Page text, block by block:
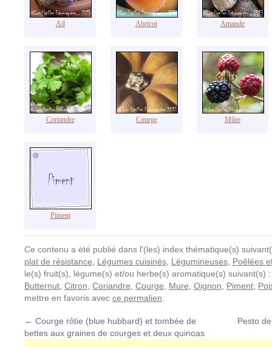
Ail Abricot Amande
Coriandre Courge Mûre
Piment
Ce contenu a été publié dans l'(les) index thématique(s)
plat de résistance
Légumes cuisinés Légumineuses Poêlées
le(s) fruit(s), légume(s) et/ou herbe(s) aromatique(s) suivant(s) :
Butternut Citron Coriandre Courge Mure Oignon Piment
mettre en favoris avec ce permalien
← Courge rôtie (blue hubbard) et tombée de
bettes aux graines de courges et deux quinoas
Pesto